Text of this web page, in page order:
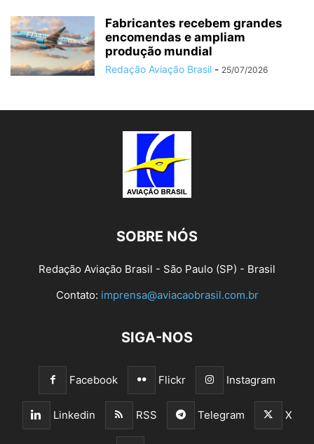
Fabricantes recebem grandes
encomendas e ampliam
produção mundial
Redação Aviação Brasil - 25/07/2026
SOBRE NÓS
Redação Aviação Brasil - São Paulo (SP) - Brasil
Contato: imprensa@aviacaobrasil.com.br
SIGA-NOS
Facebook Flickr Instagram
Linkedin RSS Telegram X